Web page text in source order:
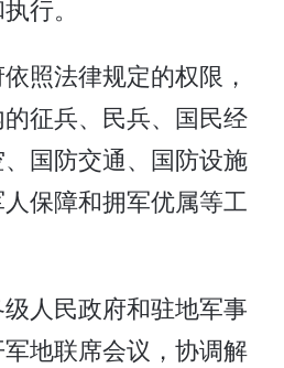
行。
照法律规定的权限，
征兵、民兵、国民经
国防交通、国防设施
保障和拥军优属等工
人民政府和驻地军事
地联席会议，协调解